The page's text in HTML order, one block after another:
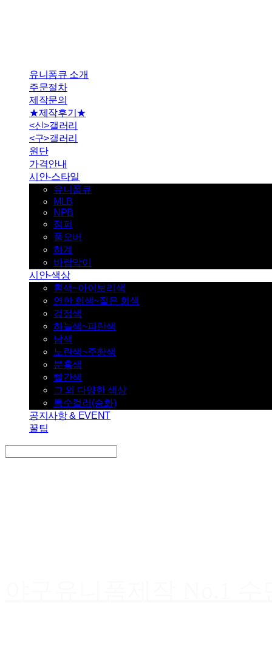
유니폼큐 소개
주문절차
제작문의
★제작후기★
<신>갤러리
<구>갤러리
원단
가격안내
시안-스타일
유니폼큐
MLB
NPB
점퍼
풀오버
하계
바람막이
시안-색상
흰색~아이보리색
연한 회색~짙은 회색
검정색
하늘색~파란색
남색
노란색~주황색
분홍색
빨간색
그 외 다양한 색상
특수컬러(승화)
공지사항 & EVENT
꿀팁